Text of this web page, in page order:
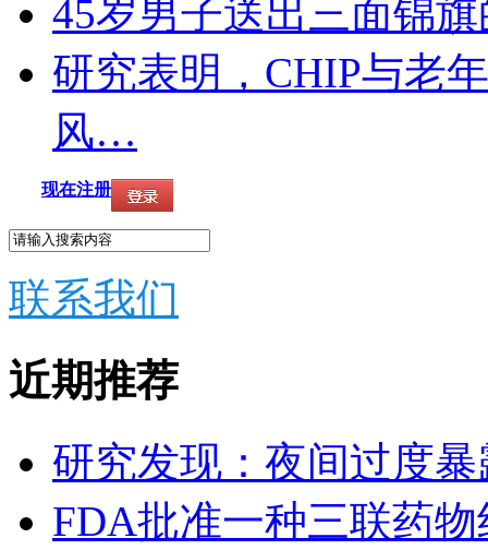
45岁男子送出三面锦
研究表明，CHIP与老
风…
现在注册
联系我们
近期推荐
研究发现：夜间过度
FDA批准一种三联药